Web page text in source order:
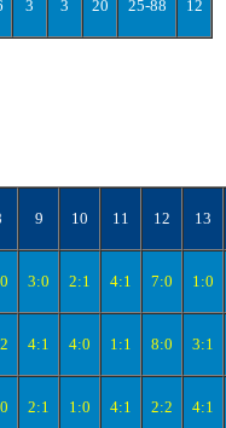
3 3 20 25-88 12
9 10 11 12 13
3:0 2:1 4:1 7:0 1:0
4:1 4:0 1:1 8:0 3:1
2:1 1:0 4:1 2:2 4:1